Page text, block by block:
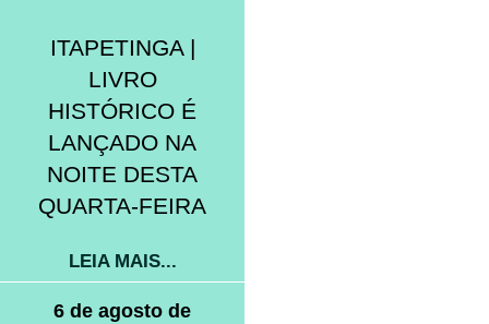
ITAPETINGA |
LIVRO
HISTÓRICO É
LANÇADO NA
NOITE DESTA
QUARTA-FEIRA
LEIA MAIS...
6 de agosto de